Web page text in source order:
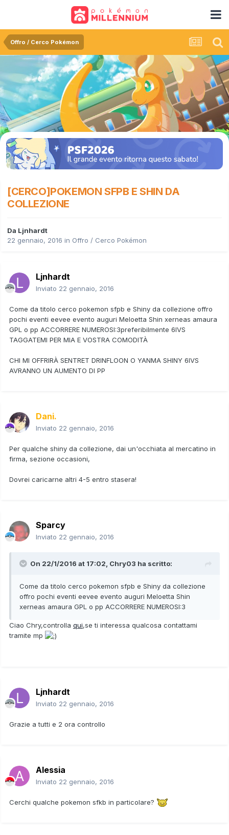
Offro / Cerco Pokémon
[CERCO]POKEMON SFPB E SHIN DA
COLLEZIONE
Da Ljnhardt
22 gennaio, 2016 in Offro / Cerco Pokémon
Ljnhardt
Inviato 22 gennaio, 2016
Come da titolo cerco pokemon sfpb e Shiny da collezione offro
pochi eventi eevee evento auguri Meloetta Shin xerneas amaura
GPL o pp ACCORRERE NUMEROSI:3preferibilmente 6IVS
TAGGATEMI PER MIA E VOSTRA COMODITÀ
CHI MI OFFRIRÀ SENTRET DRINFLOON O YANMA SHINY 6IVS
AVRANNO UN AUMENTO DI PP
Dani.
Inviato 22 gennaio, 2016
Per qualche shiny da collezione, dai un'occhiata al mercatino in
firma, sezione occasioni,
Dovrei caricarne altri 4-5 entro stasera!
Sparcy
Inviato 22 gennaio, 2016
On 22/1/2016 at 17:02, Chry03 ha scritto:
Come da titolo cerco pokemon sfpb e Shiny da collezione
offro pochi eventi eevee evento auguri Meloetta Shin
xerneas amaura GPL o pp ACCORRERE NUMEROSI:3
Ciao Chry,controlla qui,se ti interessa qualcosa contattami
tramite mp
Ljnhardt
Inviato 22 gennaio, 2016
Grazie a tutti e 2 ora controllo
Alessia
Inviato 22 gennaio, 2016
Cerchi qualche pokemon sfkb in particolare?